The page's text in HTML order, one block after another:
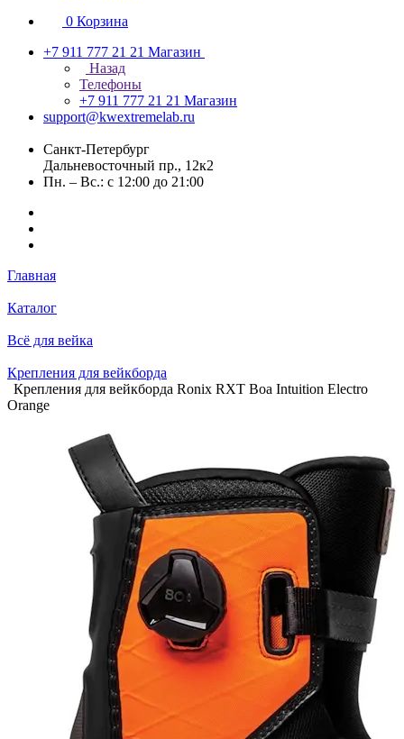
0 Корзина
+7 911 777 21 21 Магазин
Назад
Телефоны
+7 911 777 21 21 Магазин
support@kwextremelab.ru
Санкт-Петербург
Дальневосточный пр., 12к2
Пн. – Вс.: с 12:00 до 21:00
Главная
Каталог
Всё для вейка
Крепления для вейкборда
Крепления для вейкборда Ronix RXT Boa Intuition Electro
Orange